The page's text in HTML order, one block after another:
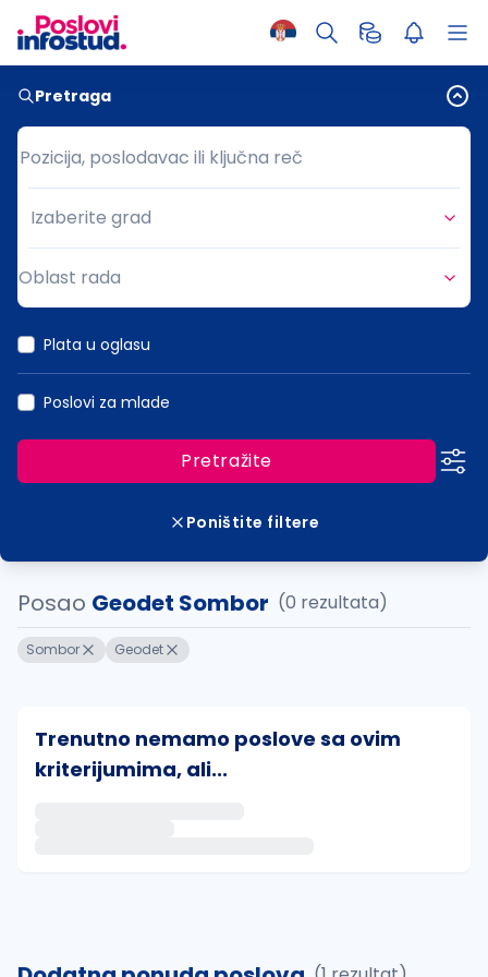
Pretraga
Pozicija, poslodavac ili ključna reč
Pozicija, poslodavac ili ključna reč
Grad
Izaberite grad
Oblast rada
Plata u oglasu
Poslovi za mlade
Pretražite
Poništite filtere
Posao Geodet Sombor (0 rezultata)
Sombor Geodet
Trenutno nemamo poslove sa ovim
kriterijumima, ali...